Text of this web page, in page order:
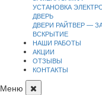
УСТАНОВКА
ДВЕРЬ
ДВЕРИ РАЙТВЕР —
ВСКРЫТИЕ
НАШИ РАБОТЫ
АКЦИИ
ОТЗЫВЫ
КОНТАКТЫ
Меню